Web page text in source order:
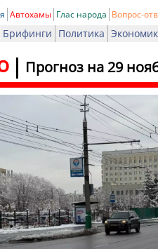
Автохамы Глас народа Вопрос-
Брифинги Политика
Прогноз на 29